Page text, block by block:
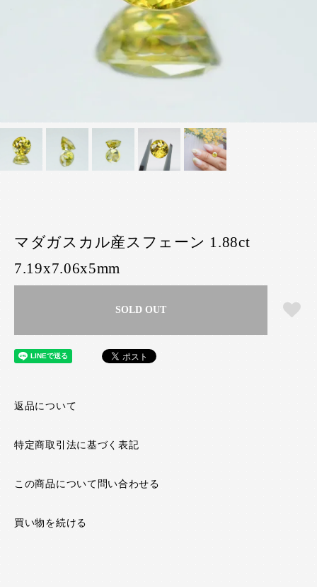
マダガスカル産スフェーン 1.88ct
7.19x7.06x5mm
SOLD OUT
返品について
特定商取引法に基づく表記
この商品について問い合わせる
買い物を続ける